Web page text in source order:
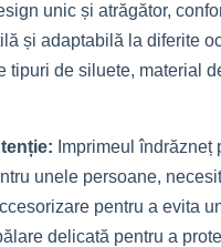
unic și atrăgător,
și adaptabilă la diferite
tipuri de siluete, material
Imprimeul îndrăzneț
unele persoane,
pentru a evita
delicată pentru a